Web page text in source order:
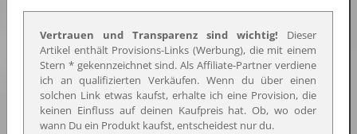
Vertrauen und Transparenz sind wichtig! Dieser
Artikel enthält Provisions-Links (Werbung), die mit einem
Stern * gekennzeichnet sind. Als Affiliate-Partner verdiene
ich an qualifizierten Verkäufen. Wenn du über einen
solchen Link etwas kaufst, erhalte ich eine Provision, die
keinen Einfluss auf deinen Kaufpreis hat. Ob, wo oder
wann Du ein Produkt kaufst, entscheidest nur du.